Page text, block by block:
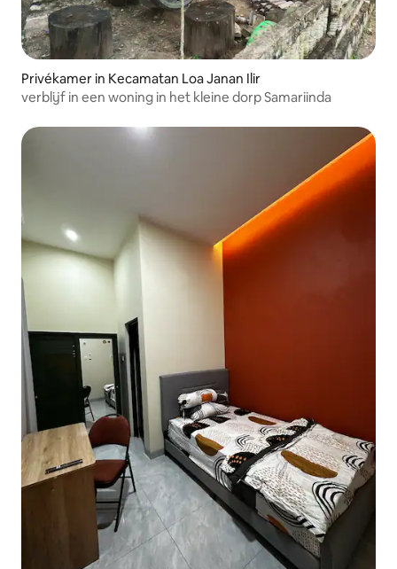
Privékamer in Kecamatan Loa Janan Ilir
verblijf in een woning in het kleine dorp Samariinda